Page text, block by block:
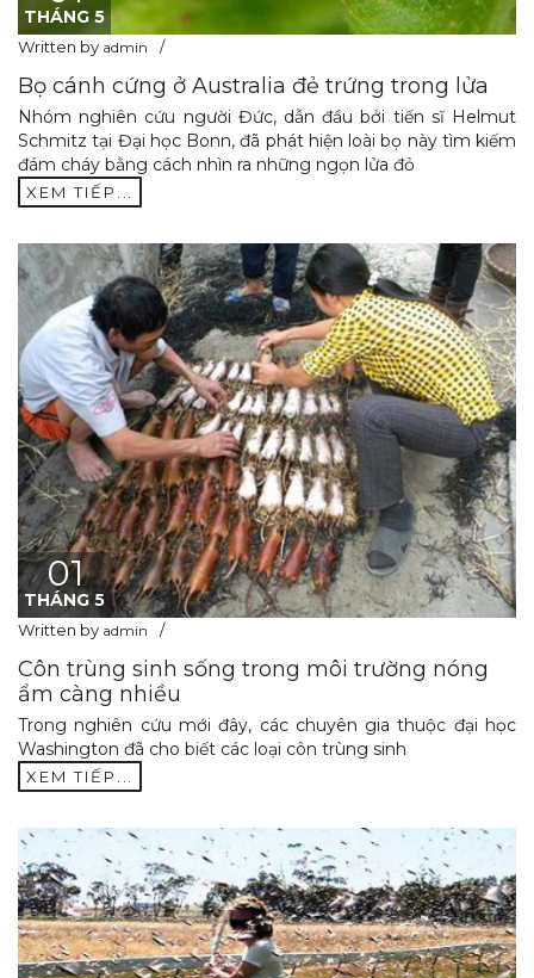
THÁNG 5
Written by admin
Bọ cánh cứng ở Australia đẻ trứng trong lửa
Nhóm nghiên cứu người Đức, dẫn đầu bởi tiến sĩ Helmut
Schmitz tại Đại học Bonn, đã phát hiện loài bọ này tìm kiếm
đám cháy bằng cách nhìn ra những ngọn lửa đỏ
XEM TIẾP...
01
THÁNG 5
Written by admin
Côn trùng sinh sống trong môi trường nóng
ẩm càng nhiều
Trong nghiên cứu mới đây, các chuyên gia thuộc đại học
Washington đã cho biết các loại côn trùng sinh
XEM TIẾP...